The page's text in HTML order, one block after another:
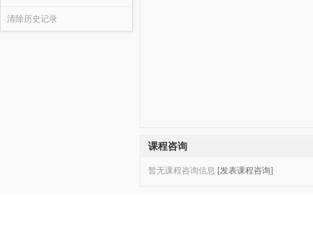
清除历史记录
课程咨询
暂无课程咨询信息 [发表课程咨询]